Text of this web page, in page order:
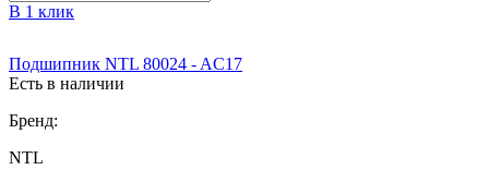
В 1 клик
Подшипник NTL 80024 - AC17
Есть в наличии
Бренд:
NTL